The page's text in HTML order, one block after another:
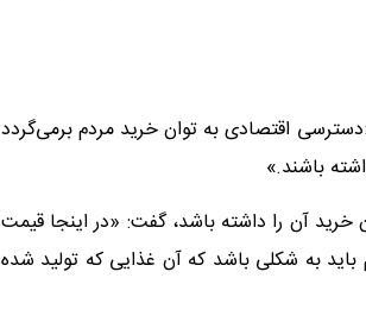
اقتصادی به توان خرید مردم برمی‌گردد
باشند.»
خرید آن را داشته باشد، گفت: «در اینجا قیمت
به شکلی باشد که آن غذایی که تولید شده